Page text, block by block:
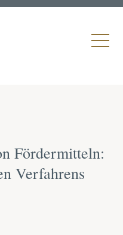
Fördermitteln:
Verfahrens